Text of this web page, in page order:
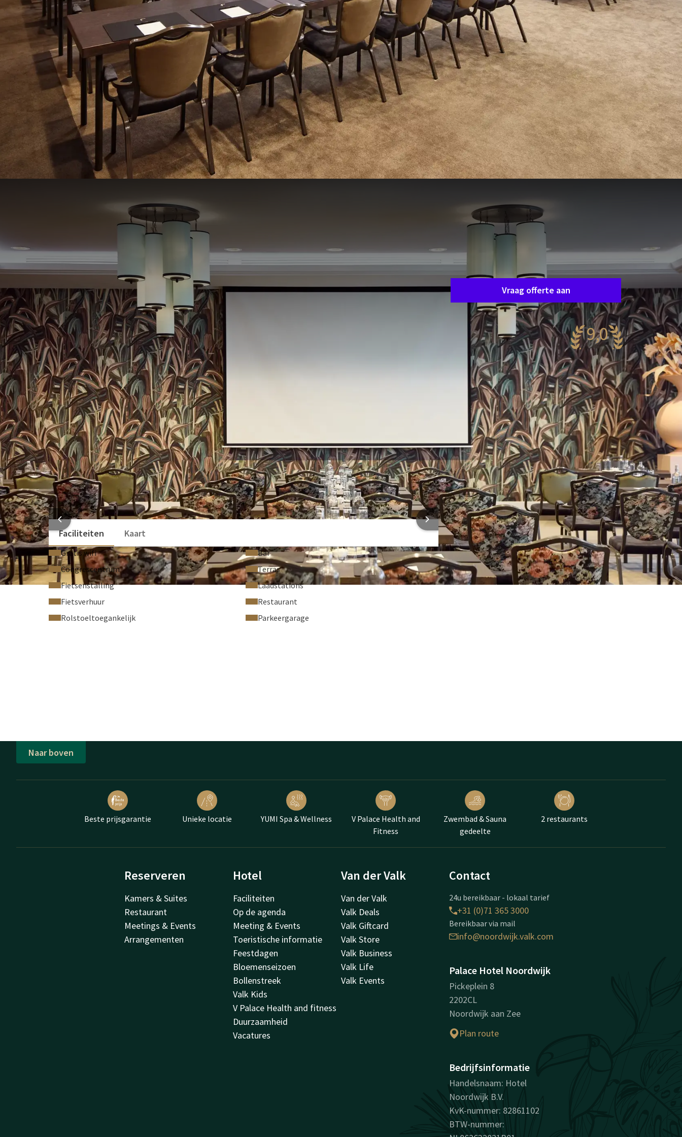
218m²
Combineer Tulp 1 en Tulp 2 voor grotere evenementen tot een ruimte van 219 m². Tulp 1-2 heeft een capaciteit
van 174 personen in theateropstelling en 210 voor recepties.
De Art Deco stijl waarin het Palace Hotel in 2001 is gebouwd, ziet u terug in onze 13 vergaderruimte. Alle
Tulpzalen zijn voorzien van daglicht en hoge plafonds, dit zorgt voor een ruimtelijk gevoel. De Tulpzalen
hebben flexibele wanden dus zo kunnen de zalen naar wens worden ingedeeld.
U-vorm
40
Boardroom
School
80
Receptie
210
Examen
87
Cabaret
98
ZAAL FACILITEITEN
In de zaal
Daglicht
Geluidswerende wanden
Schrijfmateriaal
Beamer
Technische support
Akoestisch plafond
Geluidssysteem
Koffie‑ en theefaciliteiten
Bekijk meer
Zaal aanvraag
Vraag eenvoudig en vrijblijvend een offerte aan en
wensen af te stemmen.
Vraag offerte aan
9,0
Waanzinnig
555 reviews
HOTEL INFORMATIE
Faciliteiten
Kaart
Gratis wifi
Bar
Congrescentrum
Terras
Fietsenstalling
Laadstations
Fietsverhuur
Restaurant
Rolstoeltoegankelijk
Parkeergarage
Naar boven
Beste prijsgarantie Unieke locatie YUMI Spa & Wellness
V Palace Health and
Fitness
Zwembad & Sauna
gedeelte
2 restaurants
Reserveren
Kamers & Suites
Restaurant
Meetings & Events
Arrangementen
Hotel
Faciliteiten
Op de agenda
Meeting & Events
Toeristische informatie
Feestdagen
Bloemenseizoen
Bollenstreek
Valk Kids
V Palace Health and fitness
Duurzaamheid
Vacatures
Van der Valk
Van der Valk
Valk Deals
Valk Giftcard
Valk Store
Valk Business
Valk Life
Valk Events
Contact
24u bereikbaar - lokaal tarief
+31 (0)71 365 3000
Bereikbaar via mail
info@noordwijk.valk.com
Palace Hotel Noordwijk
Pickeplein 8
2202CL
Noordwijk aan Zee
Plan route
Bedrijfsinformatie
Handelsnaam: Hotel
Noordwijk B.V.
KvK-nummer: 82861102
BTW-nummer: